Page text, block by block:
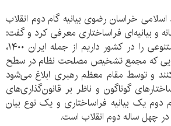
خراسان رضوی بیانیه گام دوم انقلاب
و بیانیه‌ای فراساختاری معرفی کرد و گفت:
ما سند‌های چشم‌انداز متنوعی را در کشور داریم از جمله ایران ۱۴۰۰،
که مجمع تشخیص مصلحت نظام در سطح
و توسط مقام معظم رهبری ابلاغ می‌شود
گوناگون و ناظر بر قانون‌گذاری‌های
دوم یک بیانیه فراساختاری و یک نوع بیان
چهل ساله دوم انقلاب است.